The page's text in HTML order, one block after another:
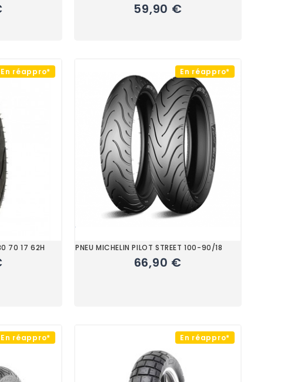
59,90 €
En réappro*
70 17 62H
En réappro*
PNEU MICHELIN PILOT STREET 100-90/18
66,90 €
En réappro* En réappro*